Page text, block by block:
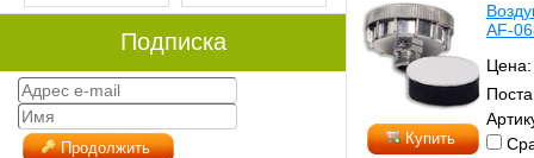
Подписка
Продолжить
Купить
AF-